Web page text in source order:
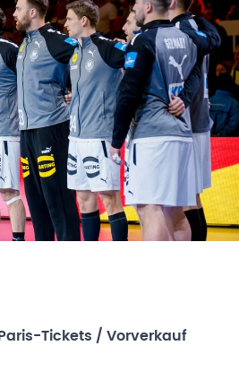
Paris-Tickets / Vorverkauf